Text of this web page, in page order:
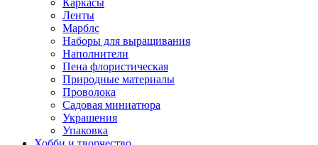
Каркасы
Ленты
Марблс
Наборы для выращивания
Наполнители
Пена флористическая
Природные материалы
Проволока
Садовая миниатюра
Украшения
Упаковка